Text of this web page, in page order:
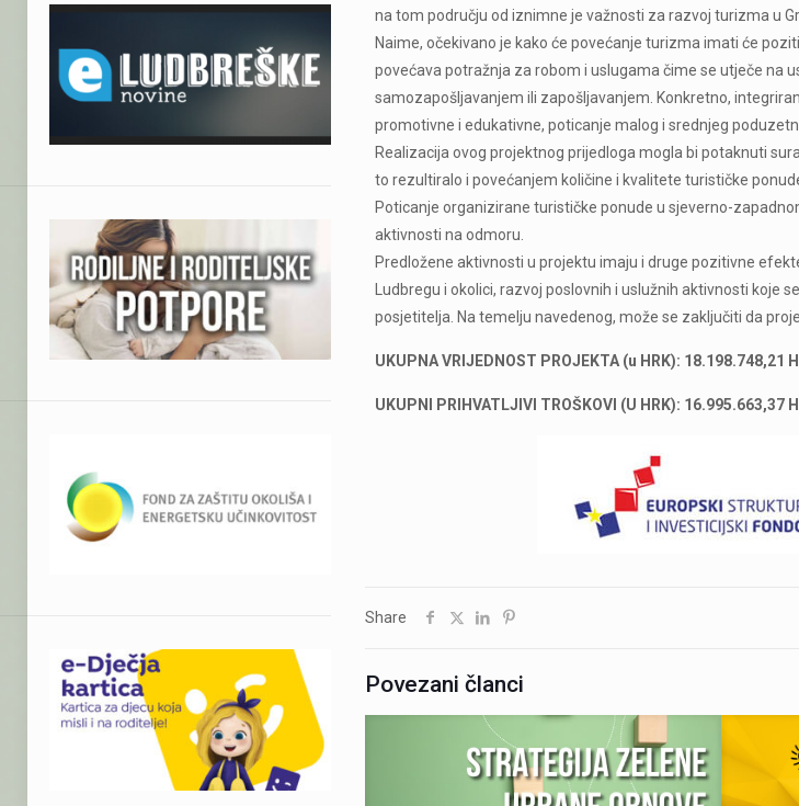
na tom području od iznimne je važnosti za razvoj turizma u
Naime, očekivano je kako će povećanje turizma imati će
povećava potražnja za robom i uslugama čime se utječe na
samozapošljavanjem ili zapošljavanjem. Konkretno,
promotivne i edukativne, poticanje malog i srednjeg
Realizacija ovog projektnog prijedloga mogla bi potaknuti
to rezultiralo i povećanjem količine i kvalitete turističke
Poticanje organizirane turističke ponude u sjeverno-
aktivnosti na odmoru.
Predložene aktivnosti u projektu imaju i druge pozitivne
Ludbregu i okolici, razvoj poslovnih i uslužnih aktivnosti
posjetitelja. Na temelju navedenog, može se zaključiti da
UKUPNA VRIJEDNOST PROJEKTA (u HRK): 18.198.748,21
UKUPNI PRIHVATLJIVI TROŠKOVI (U HRK): 16.995.663,37
Share
Povezani članci